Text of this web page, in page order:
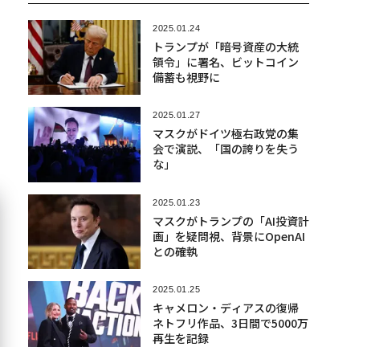
2025.01.24
トランプが「暗号資産の大統
領令」に署名、ビットコイン
備蓄も視野に
2025.01.27
マスクがドイツ極右政党の集
会で演説、「国の誇りを失う
な」
2025.01.23
マスクがトランプの「AI投資計
画」を疑問視、背景にOpenAI
との確執
2025.01.25
キャメロン・ディアスの復帰
ネトフリ作品、3日間で5000万
再生を記録